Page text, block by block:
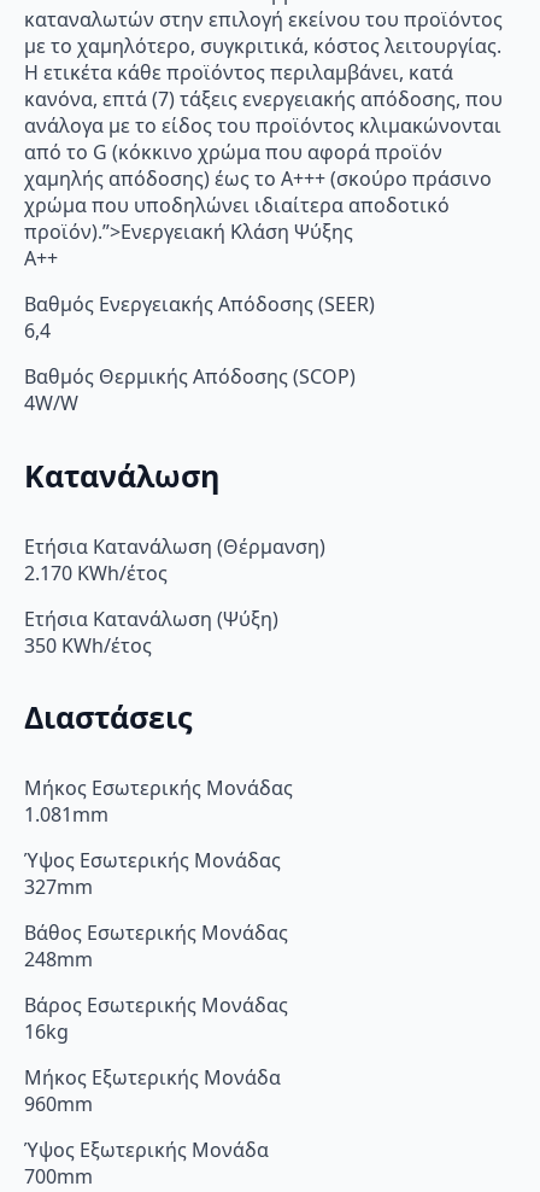
καταναλωτών στην επιλογή εκείνου του προϊόντος
με το χαμηλότερο, συγκριτικά, κόστος λειτουργίας.
Η ετικέτα κάθε προϊόντος περιλαμβάνει, κατά
κανόνα, επτά (7) τάξεις ενεργειακής απόδοσης, που
ανάλογα με το είδος του προϊόντος κλιμακώνονται
από το G (κόκκινο χρώμα που αφορά προϊόν
χαμηλής απόδοσης) έως το Α+++ (σκούρο πράσινο
χρώμα που υποδηλώνει ιδιαίτερα αποδοτικό
προϊόν).”>Ενεργειακή Κλάση Ψύξης
A++
Βαθμός Ενεργειακής Απόδοσης (SEER)
6,4
Βαθμός Θερμικής Απόδοσης (SCOP)
4W/W
Κατανάλωση
Ετήσια Κατανάλωση (Θέρμανση)
2.170 KWh/έτος
Ετήσια Κατανάλωση (Ψύξη)
350 KWh/έτος
Διαστάσεις
Μήκος Εσωτερικής Μονάδας
1.081mm
Ύψος Εσωτερικής Μονάδας
327mm
Βάθος Εσωτερικής Μονάδας
248mm
Βάρος Εσωτερικής Μονάδας
16kg
Μήκος Εξωτερικής Μονάδα
960mm
Ύψος Εξωτερικής Μονάδα
700mm